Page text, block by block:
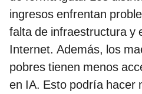
ingresos enfrentan
falta de infraestructura y
Internet. Además, los
pobres tienen menos
en IA. Esto podría hacer